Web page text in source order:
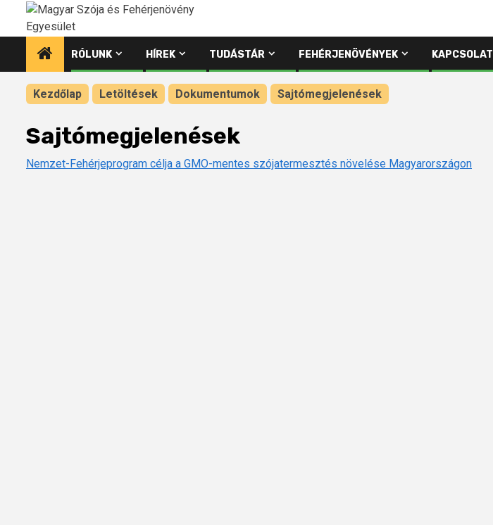
Ugrás
tartalomhoz
RÓLUNK HÍREK TUDÁSTÁR FEHÉRJENÖVÉNYEK KAPCSOLAT
Kezdőlap Letöltések Dokumentumok Sajtómegjelenések
Sajtómegjelenések
Nemzet-Fehérjeprogram célja a GMO-mentes szójatermesztés növelése Magyarországon